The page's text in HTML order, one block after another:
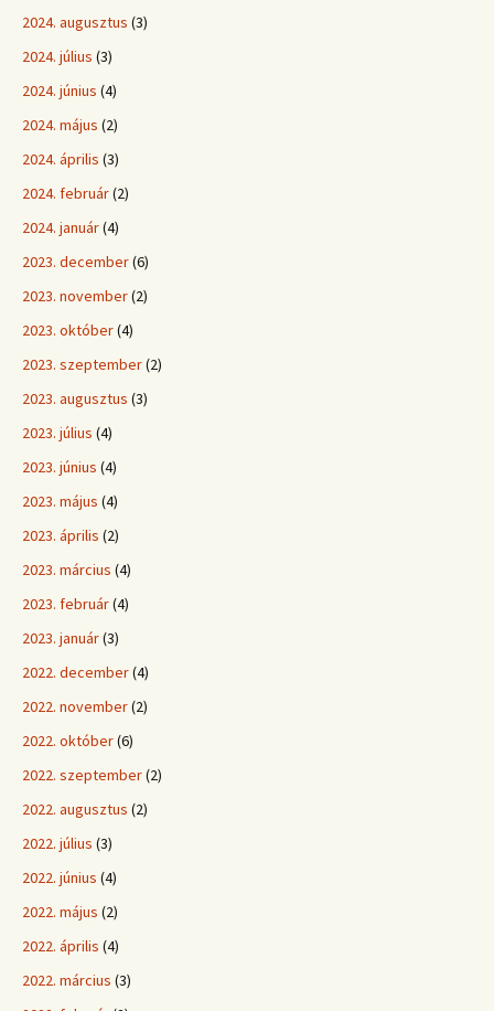
2024. augusztus (3)
2024. július (3)
2024. június (4)
2024. május (2)
2024. április (3)
2024. február(2)
2024. január(4)
2023. december(6)
2023. november(2)
2023. október(4)
2023. szeptember(2)
2023. augusztus (3)
2023. július (4)
2023. június (4)
2023. május (4)
2023. április (2)
2023. március (4)
2023. február(4)
2023. január(3)
2022. december(4)
2022. november(2)
2022. október(6)
2022. szeptember(2)
2022. augusztus (2)
2022. július (3)
2022. június (4)
2022. május (2)
2022. április (4)
2022. március (3)